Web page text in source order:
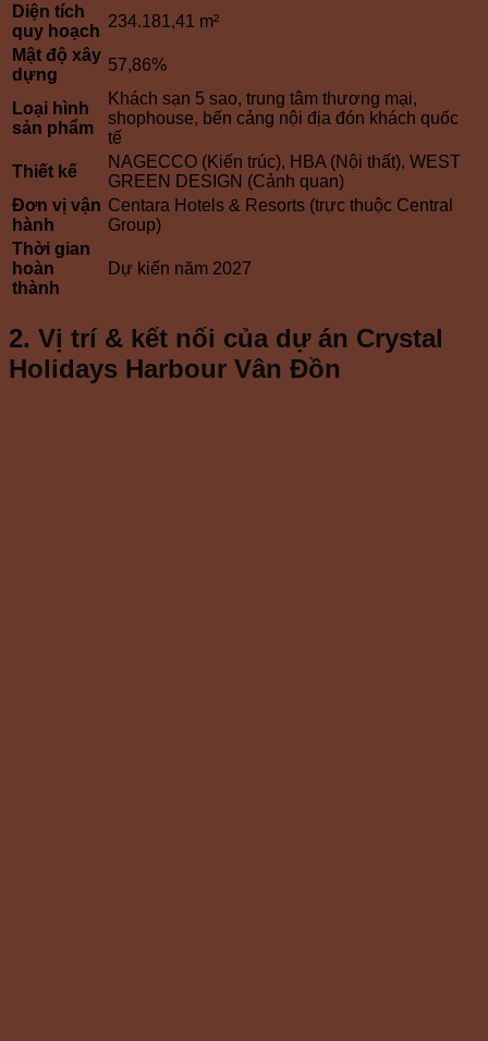
Diện tích
quy hoạch
234.181,41 m²
Mật độ xây
dựng
57,86%
Loại hình
sản phẩm
Khách sạn 5 sao, trung tâm thương mại,
shophouse, bến cảng nội địa đón khách quốc
tế
Thiết kế
NAGECCO (Kiến trúc), HBA (Nội thất), WEST
GREEN DESIGN (Cảnh quan)
Đơn vị vận
hành
Centara Hotels & Resorts (trực thuộc Central
Group)
Thời gian
hoàn
thành
Dự kiến năm 2027
2. Vị trí & kết nối của dự án Crystal
Holidays Harbour Vân Đồn